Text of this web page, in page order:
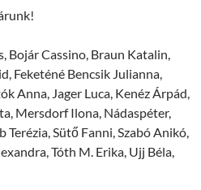
Bojár Cassino, Braun Katalin,
Feketéné Bencsik Julianna,
Anna, Jager Luca, Kenéz Árpád,
Mersdorf Ilona, Nádaspéter,
Terézia, Sütő Fanni, Szabó Anikó,
Tóth M. Erika, Ujj Béla,